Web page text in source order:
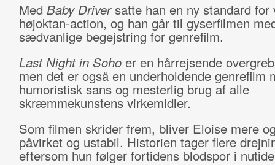
Med Baby Driversatte han en ny standard for
højoktan-action, og han går til gyserfilmen
sædvanlige begejstring for genrefilm.
Last Night in Sohoer en hårrejsende
men det er også en underholdende genrefilm
humoristisk sans og mesterlig brug af alle
skræmmekunstens virkemidler.
Som filmen skrider frem, bliver Eloise mere
påvirket og ustabil. Historien tager flere
eftersom hun følger fortidens blodspor i